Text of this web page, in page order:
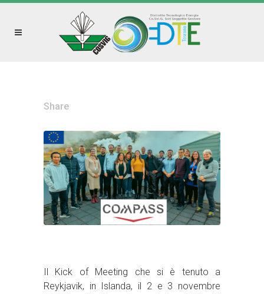
Share
Kick of Meeting che si è tenuto a
Reykjavik, in Islanda, il 2 e 3 novembre